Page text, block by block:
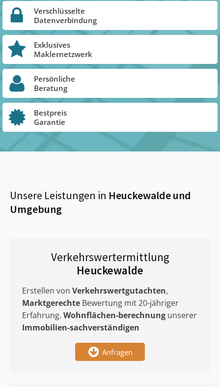
Verschlüsselte
Datenverbindung
Exklusives
Maklernetzwerk
Persönliche
Beratung
Bestpreis
Garantie
Unsere Leistungen in Heuckewaldeund
Umgebung
Verkehrswertermittlung
Heuckewalde
Erstellen von Verkehrswertgutachten,
Marktgerechte Bewertung mit 20-jähriger
Erfahrung. Wohnflächen-berechnung unserer
Immobilien-sachverständigen
Anfragen